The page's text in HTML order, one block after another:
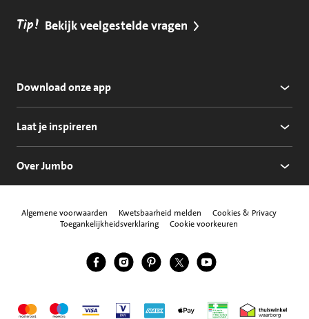
Tip! Bekijk veelgestelde vragen
Download onze app
Laat je inspireren
Over Jumbo
Algemene voorwaarden Kwetsbaarheid melden
Cookies & Privacy
Toegankelijkheidsverklaring
Cookie voorkeuren
Volg ons
Jumbo Facebook
Jumbo Instagram
Jumbo Pinterest
Jumbo Twitter
Jumbo YouTube
MastercardMaestroVisa Vpay American Express
Apple Pay Thuiswinkel